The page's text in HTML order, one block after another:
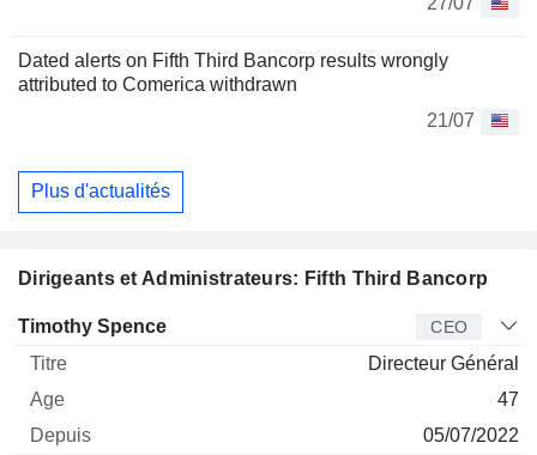
Dated alerts on Fifth Third Bancorp results wrongly
attributed to Comerica withdrawn
21/07
Plus d'actualités
Dirigeants et Administrateurs: Fifth Third Bancorp
Dirigeant Titre Age
Timothy Spence CEO
Directeur Général
47
05/07/2022